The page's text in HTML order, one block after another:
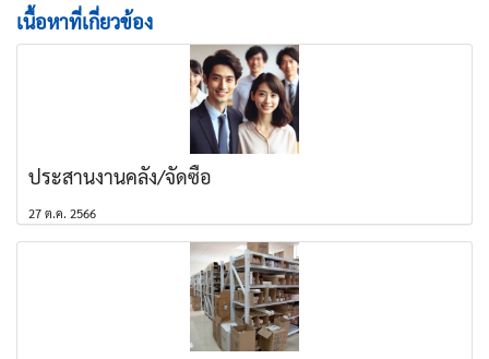
เนื้อหาที่เกี่ยวข้อง
ประสานงานคลัง/จัดซื้อ
27 ต.ค. 2566